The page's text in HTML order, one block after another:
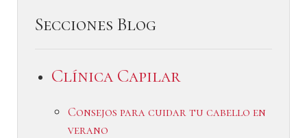
Secciones Blog
Clínica Capilar
Consejos para cuidar tu cabello en
verano